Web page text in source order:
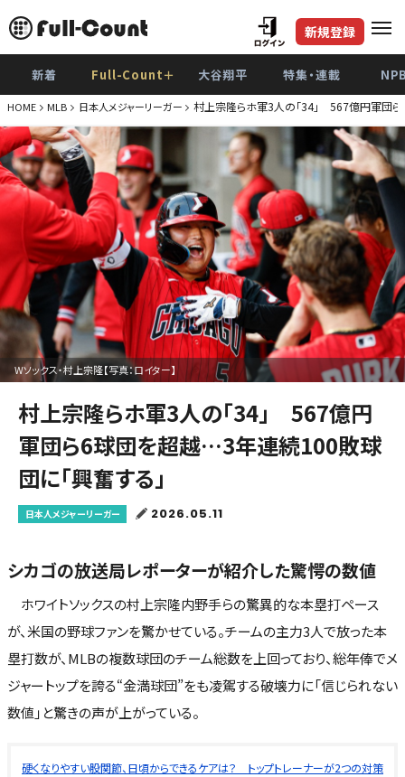
新規登録
新着 Full-Count＋ 大谷翔平 特集・連載
HOME MLB 日本人メジャーリーガー 村上宗隆らホ軍3人の「34」 567億円軍団
Wソックス・村上宗隆【写真：ロイター】
村上宗隆らホ軍3人の「34」 567億円
軍団ら6球団を超越…3年連続100敗球
団に「興奮する」
日本人メジャーリーガー 2026.05.11
シカゴの放送局レポーターが紹介した驚愕の数値
ホワイトソックスの村上宗隆内野手らの驚異的な本塁打ペース
が、米国の野球ファンを驚かせている。チームの主力3人で放った本
塁打数が、MLBの複数球団のチーム総数を上回っており、総年俸でメ
ジャートップを誇る“金満球団”をも凌駕する破壊力に「信じられない
数値」と驚きの声が上がっている。
硬くなりやすい股関節、日頃からできるケアは？ トップトレーナーが2つの対策